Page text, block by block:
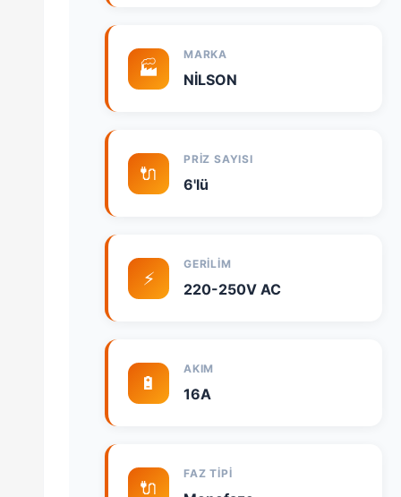
🏭
MARKA
NİLSON
🔌
PRIZ SAYISI
6'lü
⚡
GERILIM
220-250V AC
🔋
AKIM
16A
🔌
FAZ TIPI